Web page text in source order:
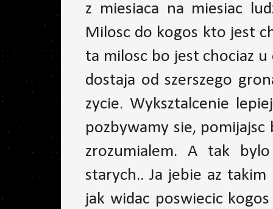
z miesiaca na miesiac
Milosc do kogos kto jest
ta milosc bo jest chociaz
dostaja od szerszego
zycie. Wyksztalcenie
pozbywamy sie,
zrozumialem. A tak
starych.. Ja jebie az
jak widac poswiecic